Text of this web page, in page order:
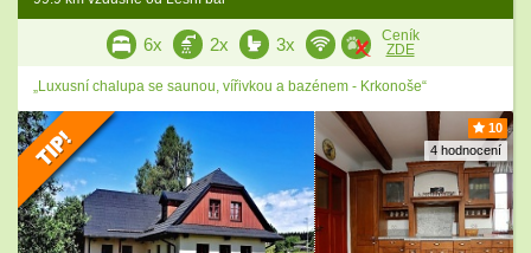
6x 2x 3x
Ceník
ZDE
„Luxusní chalupa se saunou, vířivkou a bazénem - Krkonoše“
10
4 hodnocení